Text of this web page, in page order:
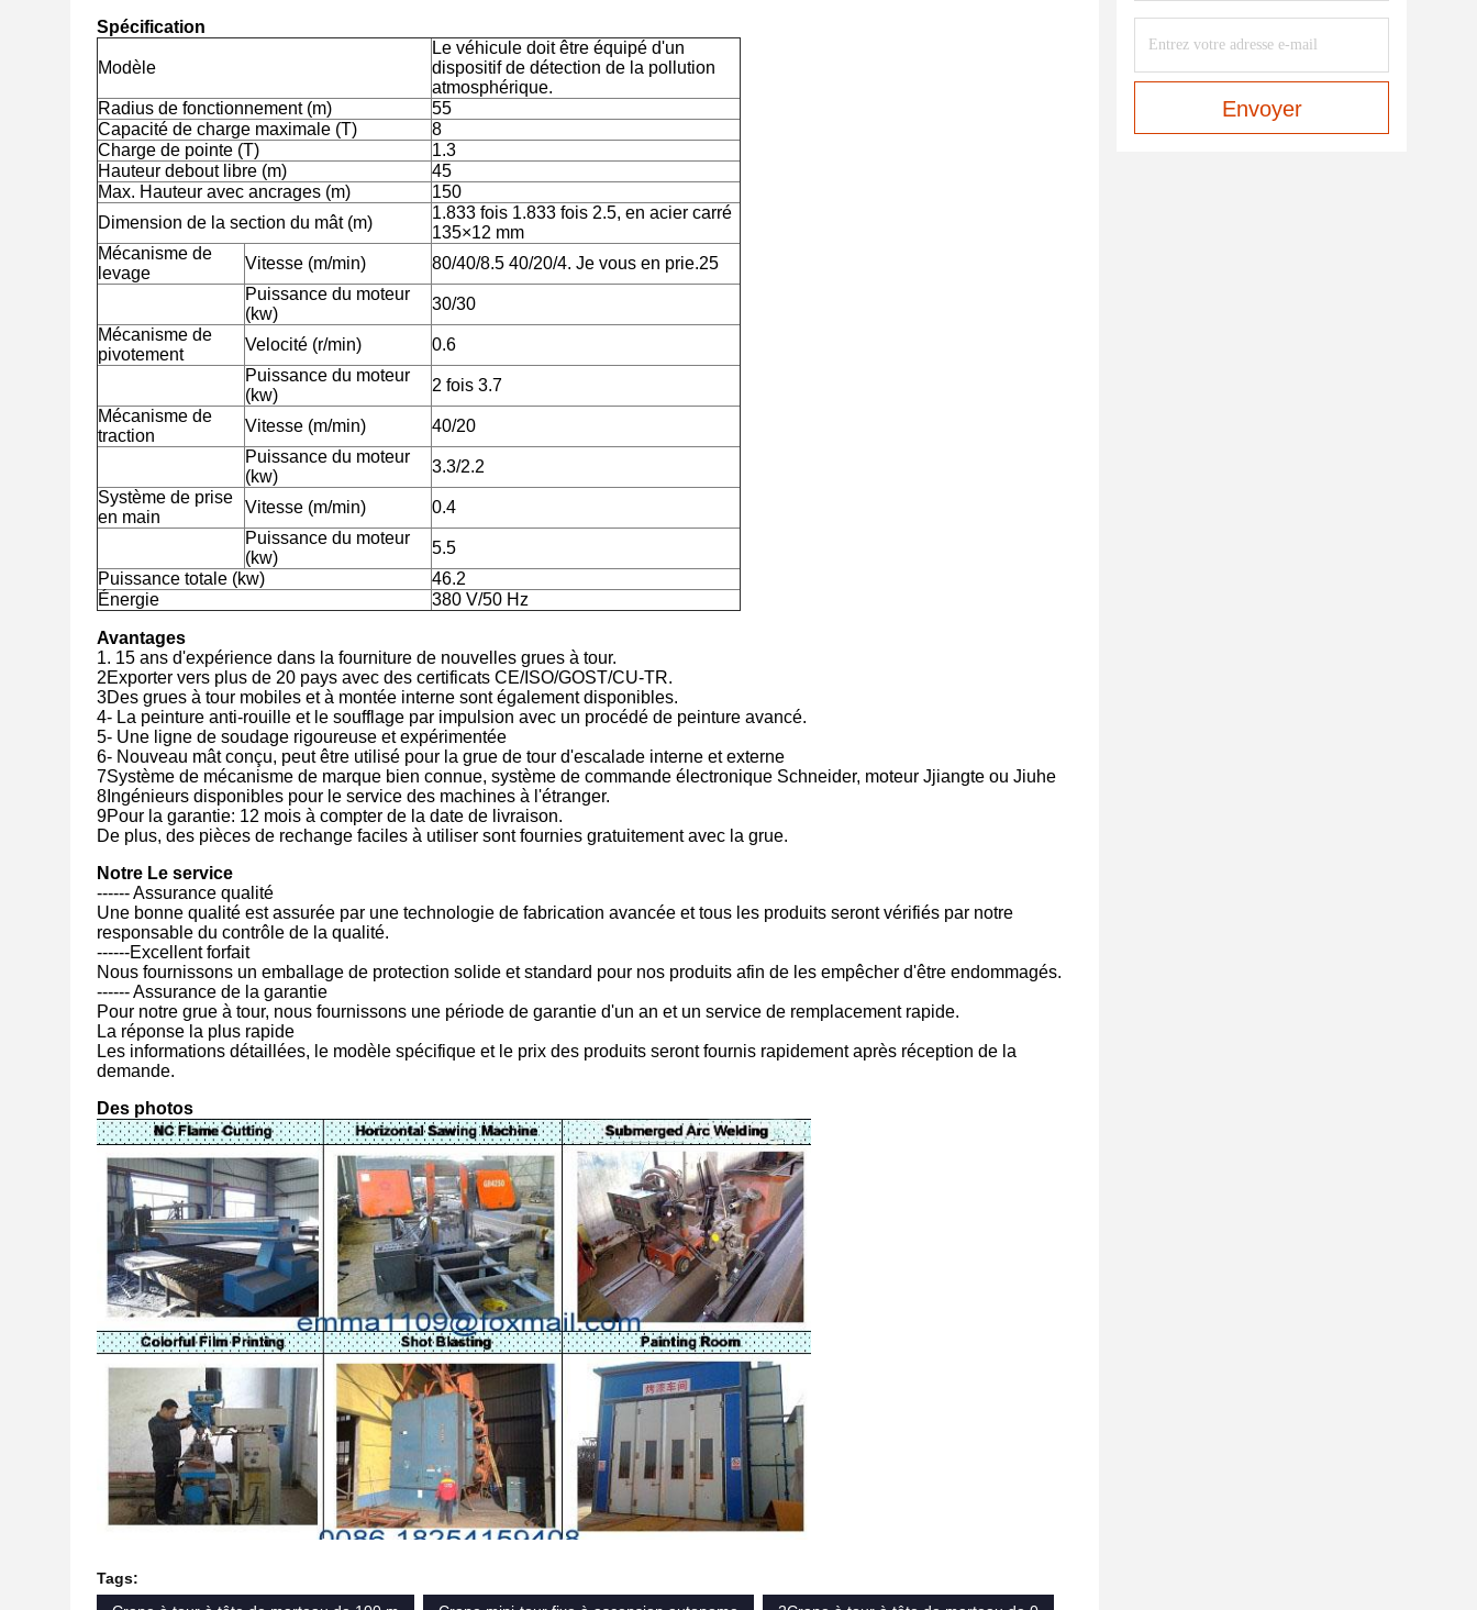
Spécification
Modèle
Le véhicule doit être équipé d'un
dispositif de détection de la pollution
atmosphérique.
Radius de fonctionnement (m)
55
Capacité de charge maximale (T)
8
Charge de pointe (T)
1.3
Hauteur debout libre (m)
45
Max. Hauteur avec ancrages (m)
150
Dimension de la section du mât (m)
1.833 fois 1.833 fois 2.5, en acier carré
135×12 mm
Mécanisme de
levage
Vitesse (m/min)
80/40/8.5 40/20/4. Je vous en prie.25
Puissance du moteur
(kw)
30/30
Mécanisme de
pivotement
Velocité (r/min)
0.6
Puissance du moteur
(kw)
2 fois 3.7
Mécanisme de
traction
Vitesse (m/min)
40/20
Puissance du moteur
(kw)
3.3/2.2
Système de prise
en main
Vitesse (m/min)
0.4
Puissance du moteur
(kw)
5.5
Puissance totale (kw)
46.2
Énergie
380 V/50 Hz
Avantages
1. 15 ans d'expérience dans la fourniture de nouvelles grues à tour.
2Exporter vers plus de 20 pays avec des certificats CE/ISO/GOST/CU-TR.
3Des grues à tour mobiles et à montée interne sont également disponibles.
4- La peinture anti-rouille et le soufflage par impulsion avec un procédé de peinture avancé.
5- Une ligne de soudage rigoureuse et expérimentée
6- Nouveau mât conçu, peut être utilisé pour la grue de tour d'escalade interne et externe
7Système de mécanisme de marque bien connue, système de commande électronique Schneider, moteur Jjiangte ou Jiuhe
8Ingénieurs disponibles pour le service des machines à l'étranger.
9Pour la garantie: 12 mois à compter de la date de livraison.
De plus, des pièces de rechange faciles à utiliser sont fournies gratuitement avec la grue.
Notre Le service
------ Assurance qualité
Une bonne qualité est assurée par une technologie de fabrication avancée et tous les produits seront vérifiés par notre
responsable du contrôle de la qualité.
------Excellent forfait
Nous fournissons un emballage de protection solide et standard pour nos produits afin de les empêcher d'être endommagés.
------ Assurance de la garantie
Pour notre grue à tour, nous fournissons une période de garantie d'un an et un service de remplacement rapide.
La réponse la plus rapide
Les informations détaillées, le modèle spécifique et le prix des produits seront fournis rapidement après réception de la
demande.
Des photos
Tags:
Envoyer